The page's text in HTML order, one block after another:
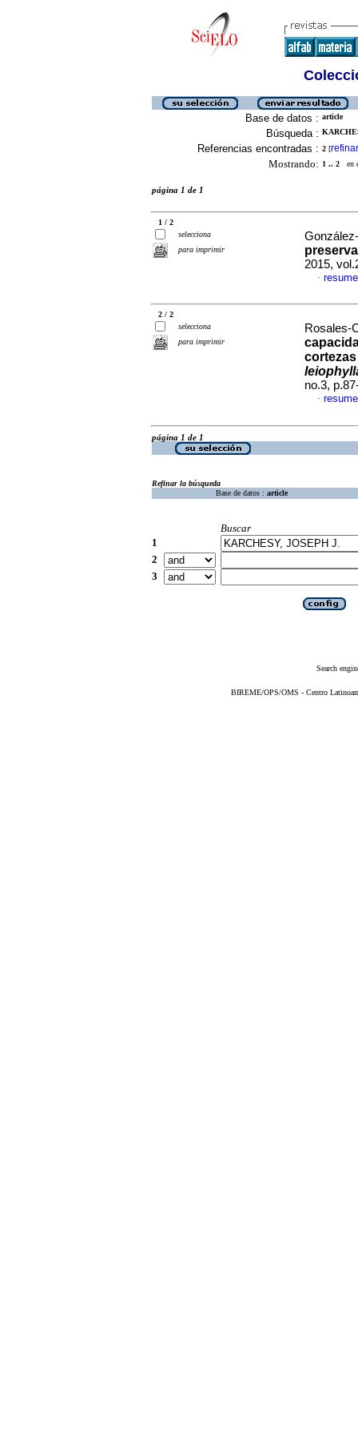
Base de datos : article
Búsqueda :
Referencias encontradas : 2 [refinar
Mostrando: 1 .. 2 en
página 1 de 1
1 / 2
selecciona
para imprimir
2015,
·
2 / 2
selecciona
para imprimir
Rosales-
no.3,
·
página 1 de 1
Refinar la búsqueda
Base de datos : article
Buscar
1
2
3
Search
BIREME/OPS/OMS - Centro